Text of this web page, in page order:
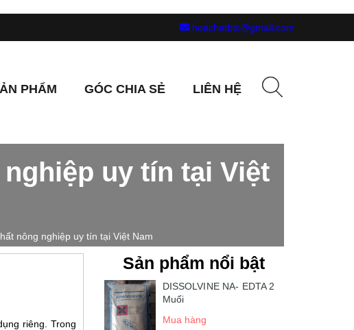
hoachatbtc@gmail.com
PHẨM GÓC CHIA SẺ LIÊN HỆ
uy tín tại Việt
nông nghiệp uy tín tại Việt Nam
riêng. Trong
Sản phẩm nổi bật
DISSOLVINE NA- EDTA 2
Muối
Mua hàng